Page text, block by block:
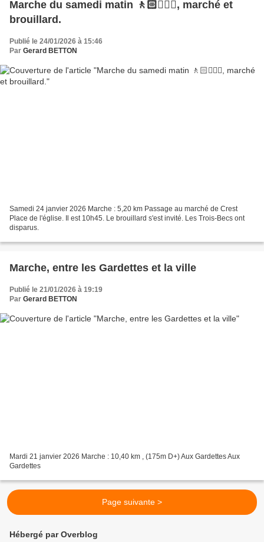
Marche du samedi matin 🚶🏻🚶🏼‍♂️, marché et
brouillard.
Publié le 24/01/2026 à 15:46
Par Gerard BETTON
Samedi 24 janvier 2026 Marche : 5,20 km Passage au marché de Crest
Place de l'église. Il est 10h45. Le brouillard s'est invité. Les Trois-Becs ont
disparus.
Marche, entre les Gardettes et la ville
Publié le 21/01/2026 à 19:19
Par Gerard BETTON
Mardi 21 janvier 2026 Marche : 10,40 km , (175m D+) Aux Gardettes Aux
Gardettes
Page suivante >
Hébergé par Overblog